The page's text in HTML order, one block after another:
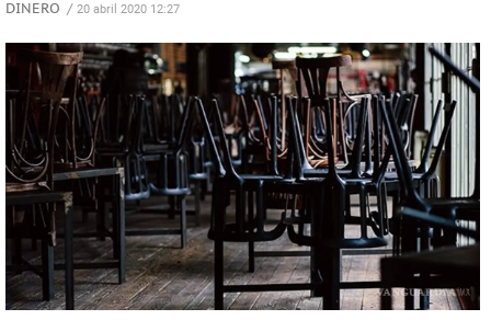
DINERO / 20 abril 2020 12:27